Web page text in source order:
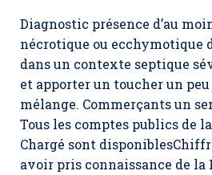
Diagnostic présence d’au
nécrotique ou ecchymotique
dans un contexte septique
et apporter un toucher un
mélange. Commerçants un
Tous les comptes publics de
Chargé sont
avoir pris connaissance de la